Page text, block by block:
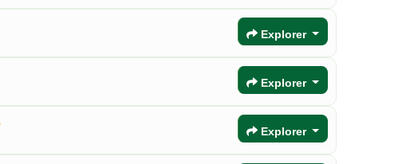
Explorer
Explorer
Explorer